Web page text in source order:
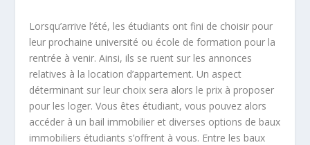
Lorsqu’arrive l’été, les étudiants ont fini de choisir pour
leur prochaine université ou école de formation pour la
rentrée à venir. Ainsi, ils se ruent sur les annonces
relatives à la location d’appartement. Un aspect
déterminant sur leur choix sera alors le prix à proposer
pour les loger. Vous êtes étudiant, vous pouvez alors
accéder à un bail immobilier et diverses options de baux
immobiliers étudiants s’offrent à vous. Entre les baux